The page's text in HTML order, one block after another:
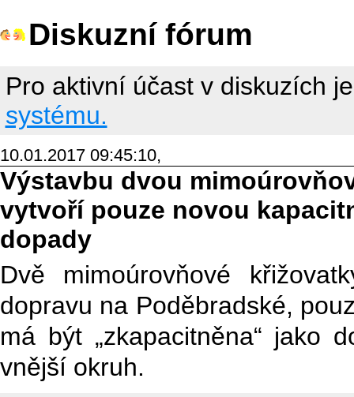
Diskuzní fórum
Pro aktivní účast v diskuzích
systému.
10.01.2017 09:45:10,
Výstavbu dvou
vytvoří pouze novou
dopady
Dvě mimoúrovňové
dopravu na Poděbradské,
má být „zkapacitněna“ jako
vnější okruh.